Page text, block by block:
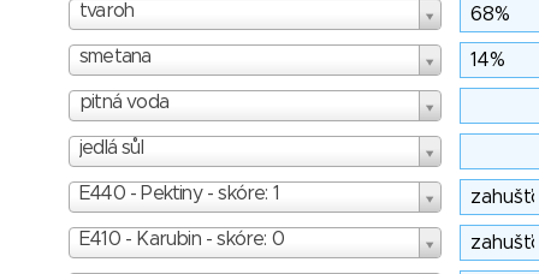
tvaroh
smetana
pitná voda
jedlá sůl
E440 - Pektiny - skóre: 1
E410 - Karubin - skóre: 0